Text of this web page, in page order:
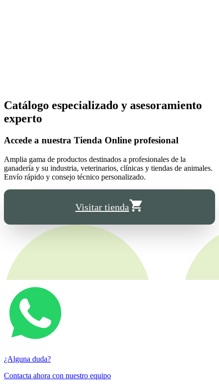
Catálogo especializado y asesoramiento
experto
Accede a nuestra Tienda Online profesional
Amplia gama de productos destinados a profesionales de la
ganadería y su industria, veterinarios, clínicas y tiendas de animales.
Envío rápido y consejo técnico personalizado.
Visitar tienda
¿Alguna duda?
Contacta ahora con nuestro equipo